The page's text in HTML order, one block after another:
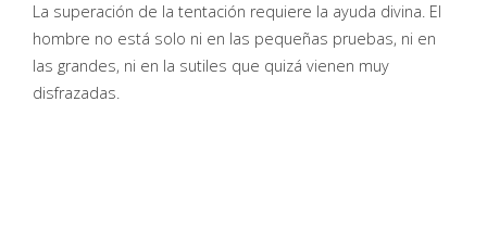
La superación de la tentación requiere la ayuda divina. El
hombre no está solo ni en las pequeñas pruebas, ni en
las grandes, ni en la sutiles que quizá vienen muy
disfrazadas.